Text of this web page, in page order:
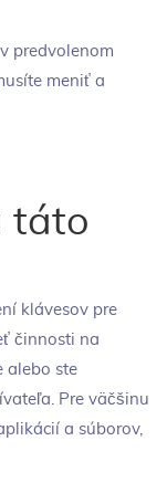
predvolenom
meniť a
táto
klávesov pre
činnosti na
alebo ste
Pre väčšinu
a súborov,